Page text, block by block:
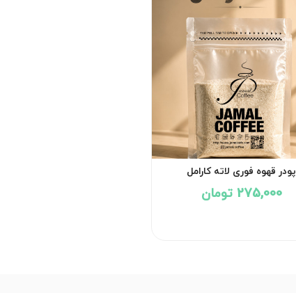
پودر قهوه فوری لاته کارامل
275,000 تومان